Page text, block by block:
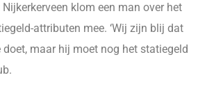
klom een man over het
attributen mee. ‘Wij zijn blij dat
maar hij moet nog het statiegeld